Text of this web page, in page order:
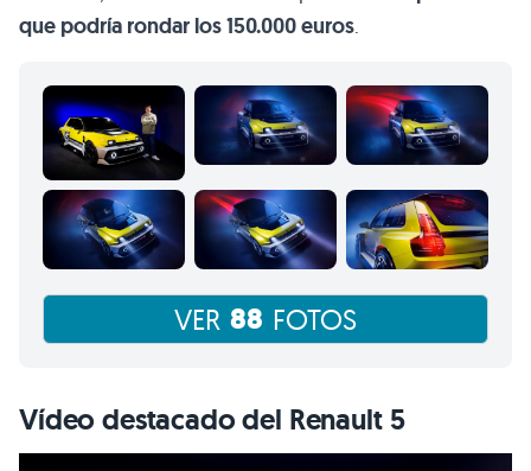
que podría rondar los 150.000 euros.
VER 88 FOTOS
Vídeo destacado del Renault 5